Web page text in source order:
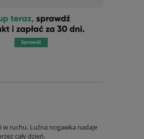
w ruchu. Luźna nogawka nadaje
cały dzień.